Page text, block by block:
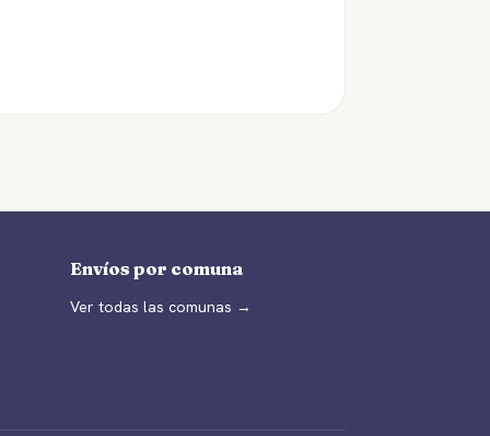
Envíos por comuna
Ver todas las comunas →